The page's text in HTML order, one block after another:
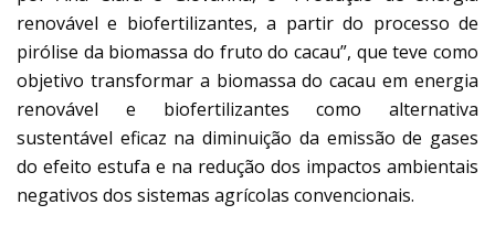
renovável e biofertilizantes, a partir do processo de
pirólise da biomassa do fruto do cacau”, que teve como
objetivo transformar a biomassa do cacau em energia
renovável e biofertilizantes como alternativa
sustentável eficaz na diminuição da emissão de gases
do efeito estufa e na redução dos impactos ambientais
negativos dos sistemas agrícolas convencionais.